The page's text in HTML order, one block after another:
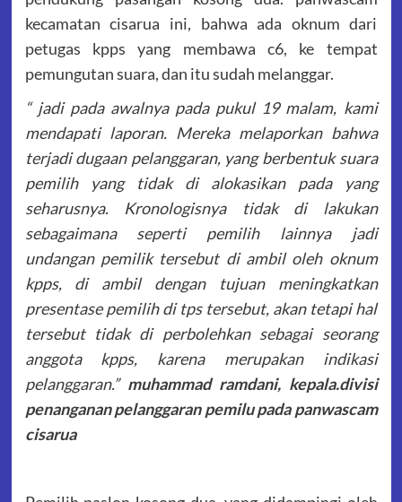
kecamatan cisarua ini, bahwa ada oknum dari
petugas kpps yang membawa c6, ke tempat
pemungutan suara, dan itu sudah melanggar.
“ jadi pada awalnya pada pukul 19 malam, kami
mendapati laporan. Mereka melaporkan bahwa
terjadi dugaan pelanggaran, yang berbentuk suara
pemilih yang tidak di alokasikan pada yang
seharusnya. Kronologisnya tidak di lakukan
sebagaimana seperti pemilih lainnya jadi
undangan pemilik tersebut di ambil oleh oknum
kpps, di ambil dengan tujuan meningkatkan
presentase pemilih di tps tersebut, akan tetapi hal
tersebut tidak di perbolehkan sebagai seorang
anggota kpps, karena merupakan indikasi
pelanggaran.” muhammad ramdani, kepala.divisi
penanganan pelanggaran pemilu pada panwascam
cisarua